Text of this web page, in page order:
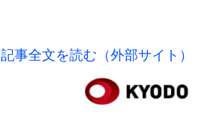
記事全文を読む（外部サイト）